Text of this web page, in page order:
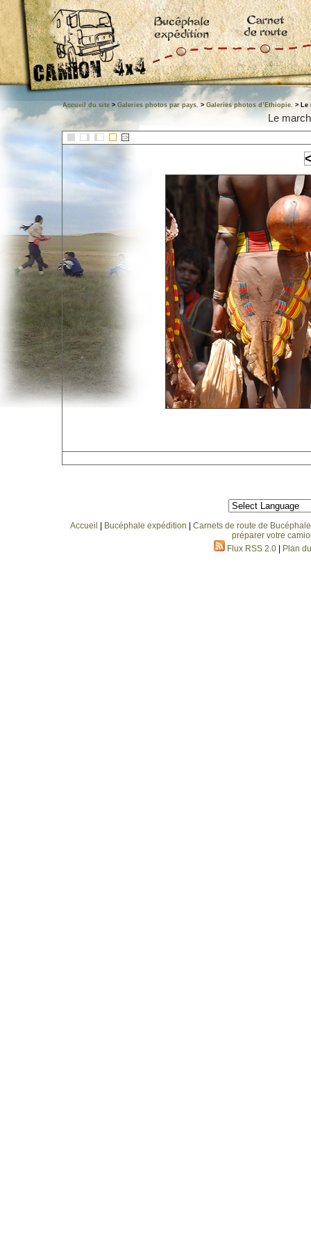
Accueil du site > Galeries photos par pays. > Galeries photos d’Ethiopie. > Le
Le
::>
Accueil Bucéphale expédition
Carnets de route de
préparer votre
Flux RSS 2.0
Plan